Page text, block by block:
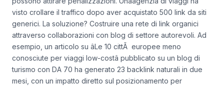
visto crollare il traffico dopo aver acquistato 500 link da siti
generici. La soluzione? Costruire una rete di link organici
attraverso collaborazioni con blog di settore autorevoli. Ad
esempio, un articolo su âLe 10 cittÃ europee meno
conosciute per viaggi low-costâ pubblicato su un blog di
turismo con DA 70 ha generato 23 backlink naturali in due
mesi, con un impatto diretto sul posizionamento per